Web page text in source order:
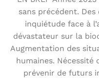
sans précédent.
inquiétude face à
dévastateur sur la
Augmentation des
humaines. Nécessité
prévenir de futurs